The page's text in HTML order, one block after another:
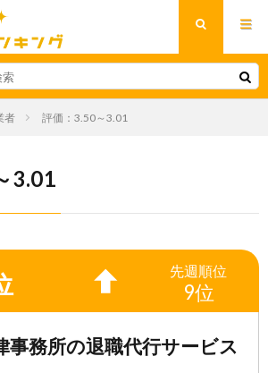
者 評価：3.50～3.01
3.01
先週順位
9位
事務所の退職代行サービス